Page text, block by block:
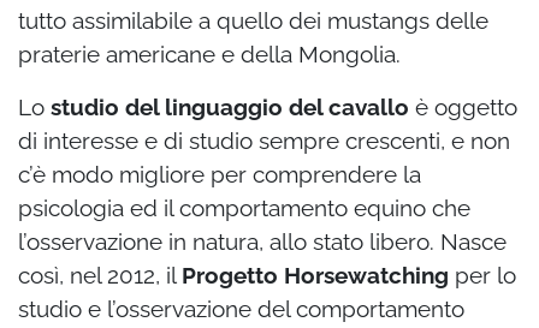
tutto assimilabile a quello dei mustangs delle
praterie americane e della Mongolia.
Lo studio del linguaggio del cavallo è oggetto
di interesse e di studio sempre crescenti, e non
c’è modo migliore per comprendere la
psicologia ed il comportamento equino che
l’osservazione in natura, allo stato libero. Nasce
così, nel 2012, il Progetto Horsewatching per lo
studio e l’osservazione del comportamento